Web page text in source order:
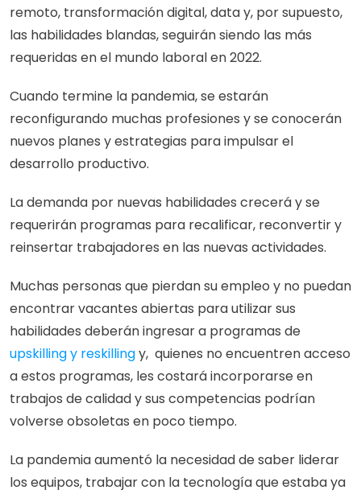
remoto, transformación digital, data y, por supuesto,
las habilidades blandas, seguirán siendo las más
requeridas en el mundo laboral en 2022.
Cuando termine la pandemia, se estarán
reconfigurando muchas profesiones y se conocerán
nuevos planes y estrategias para impulsar el
desarrollo productivo.
La demanda por nuevas habilidades crecerá y se
requerirán programas para recalificar, reconvertir y
reinsertar trabajadores en las nuevas actividades.
Muchas personas que pierdan su empleo y no puedan
encontrar vacantes abiertas para utilizar sus
upskilling y reskilling y,  quienes no encuentren acceso
a estos programas, les costará incorporarse en
trabajos de calidad y sus competencias podrían
volverse obsoletas en poco tiempo.
La pandemia aumentó la necesidad de saber liderar
los equipos, trabajar con la tecnología que estaba ya